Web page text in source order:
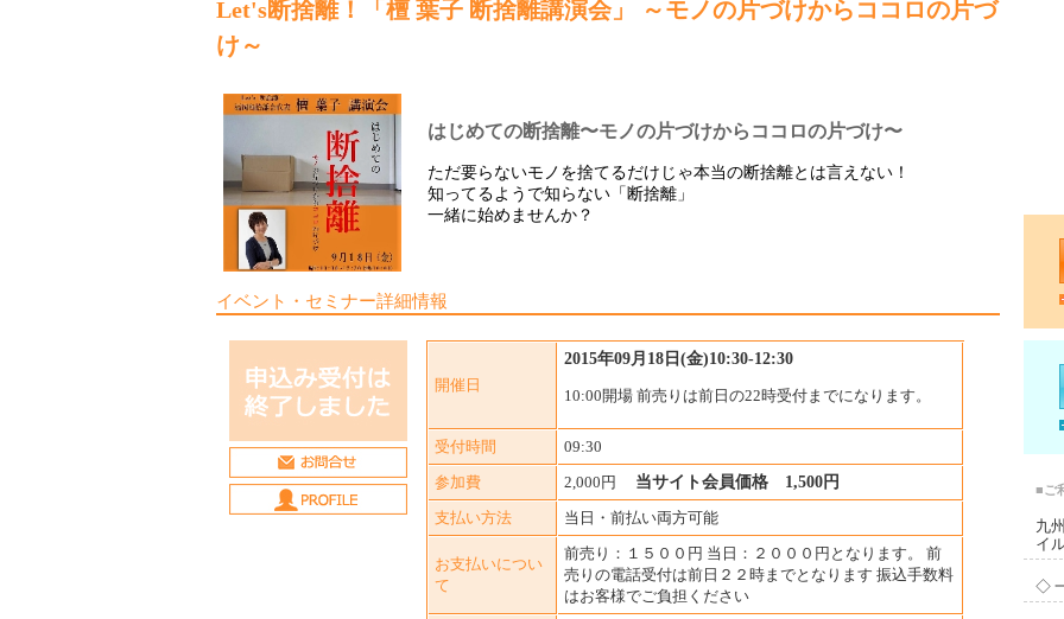
Let's断捨離！「檀 葉子 断捨離講演会」 ～モノの片づけからココロの片づ
け～
はじめての断捨離〜モノの片づけからココロの片づけ〜
ただ要らないモノを捨てるだけじゃ本当の断捨離とは言えない！
知ってるようで知らない「断捨離」
一緒に始めませんか？
イベント・セミナー詳細情報
開催日
2015年09月18日(金)10:30-12:30
10:00開場 前売りは前日の22時受付までになります。
受付時間
09:30
参加費
2,000円 当サイト会員価格 1,500円
支払い方法
当日・前払い両方可能
お支払いについ
て
前売り：１５００円 当日：２０００円となります。 前
売りの電話受付は前日２２時までとなります 振込手数料
はお客様でご負担ください
■ご
九
イ
◇